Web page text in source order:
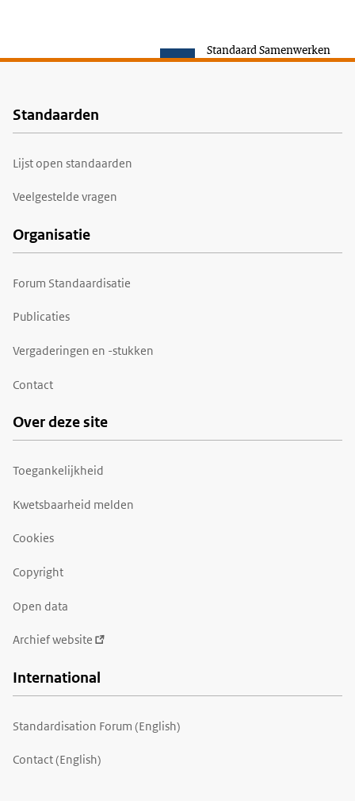
Standaard Samenwerken
Voet
Standaarden
Lijst open standaarden
Veelgestelde vragen
Organisatie
Forum Standaardisatie
Publicaties
Vergaderingen en -stukken
Contact
Over deze site
Toegankelijkheid
Kwetsbaarheid melden
Cookies
Copyright
Open data
Archief website
International
Standardisation Forum (English)
Contact (English)